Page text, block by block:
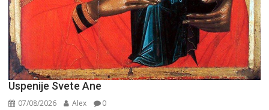
Uspenije Svete Ane
07/08/2026 Alex 0